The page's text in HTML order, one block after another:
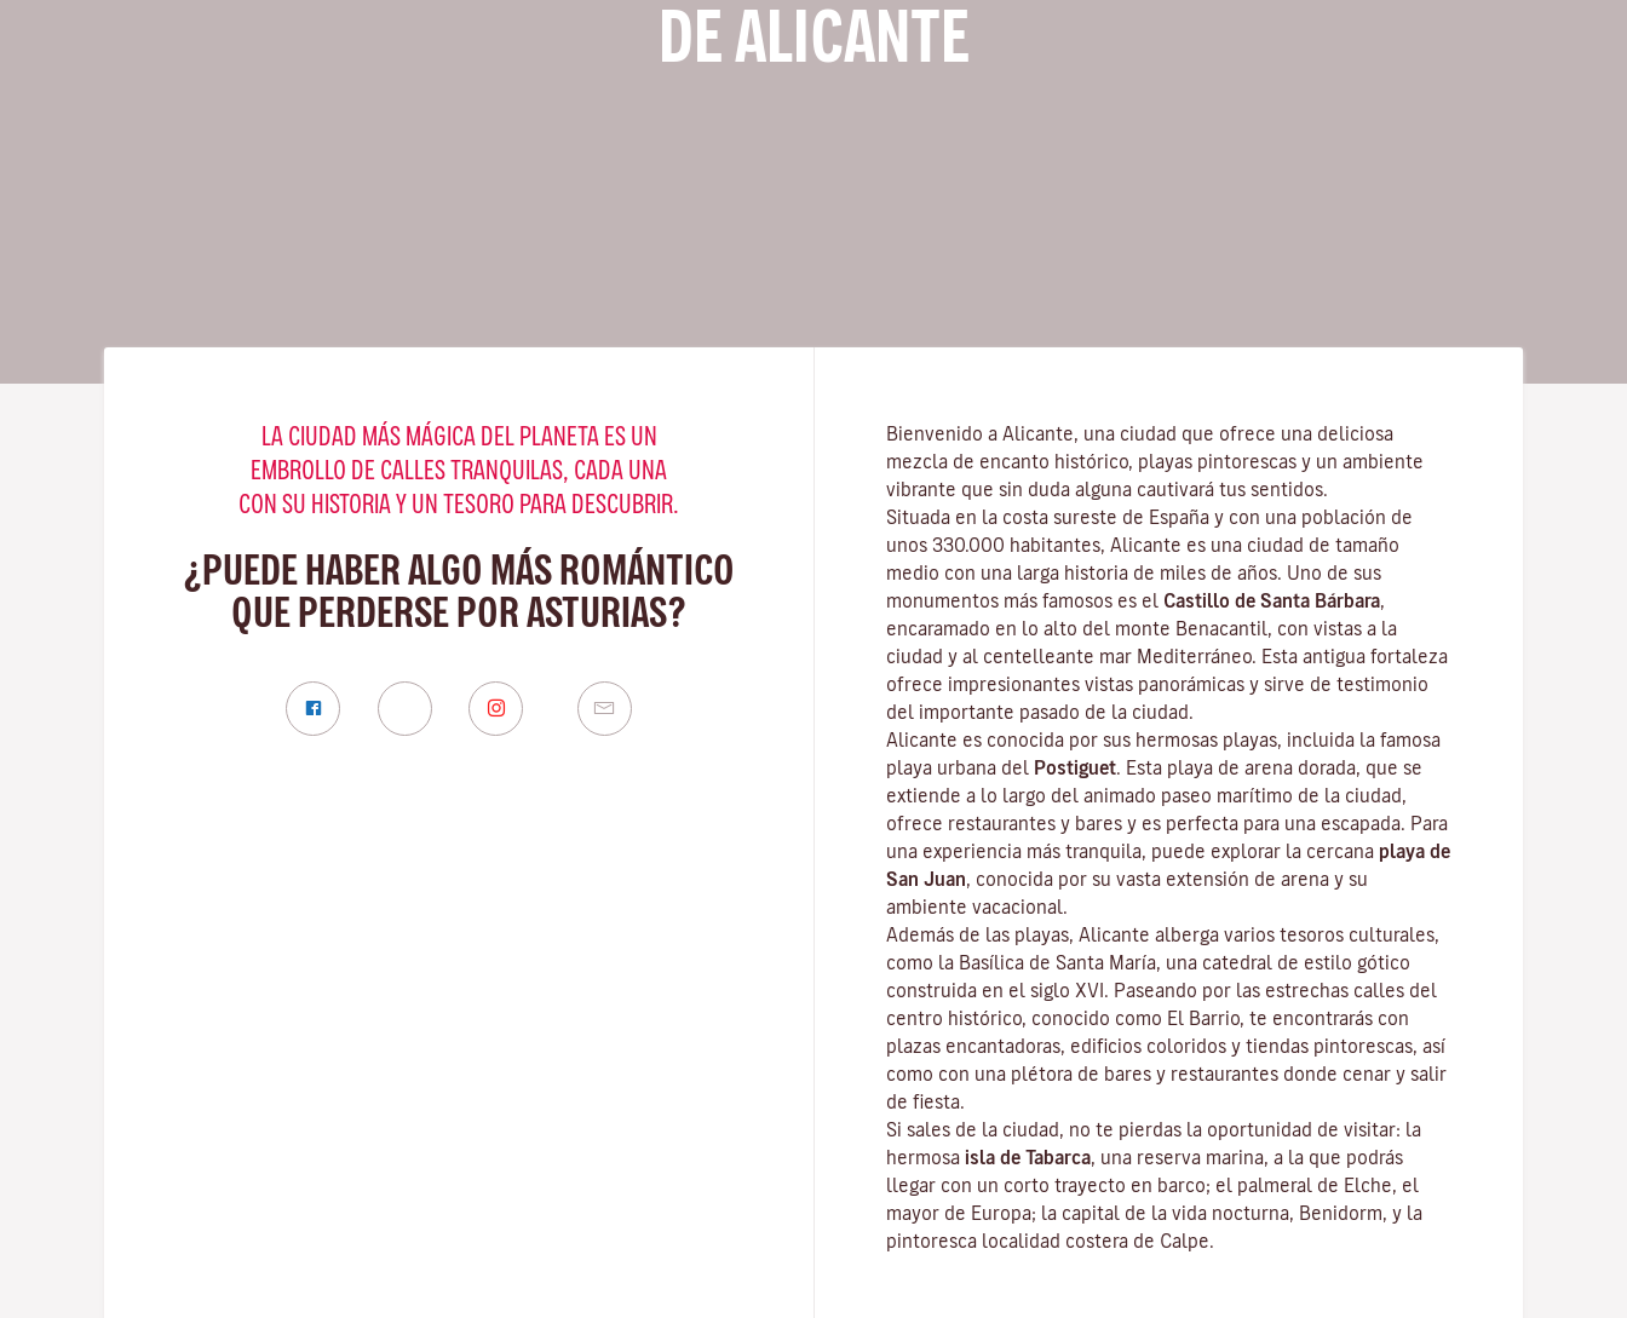
DE ALICANTE
LA CIUDAD MÁS MÁGICA DEL PLANETA ES UN
EMBROLLO DE CALLES TRANQUILAS, CADA UNA
CON SU HISTORIA Y UN TESORO PARA DESCUBRIR.
¿PUEDE HABER ALGO MÁS ROMÁNTICO
QUE PERDERSE POR ASTURIAS?
Bienvenido a Alicante, una ciudad que ofrece una deliciosa
mezcla de encanto histórico, playas pintorescas y un ambiente
vibrante que sin duda alguna cautivará tus sentidos.
Situada en la costa sureste de España y con una población de
unos 330.000 habitantes, Alicante es una ciudad de tamaño
medio con una larga historia de miles de años. Uno de sus
monumentos más famosos es el Castillo de Santa Bárbara
encaramado en lo alto del monte Benacantil, con vistas a la
ciudad y al centelleante mar Mediterráneo. Esta antigua fortaleza
ofrece impresionantes vistas panorámicas y sirve de testimonio
del importante pasado de la ciudad.
Alicante es conocida por sus hermosas playas, incluida la famosa
playa urbana del
Postiguet . Esta playa de arena dorada, que se
extiende a lo largo del animado paseo marítimo de la ciudad,
ofrece restaurantes y bares y es perfecta para una escapada. Para
una experiencia más tranquila, puede explorar la cercana playa de
San Juan , conocida por su vasta extensión de arena y su
ambiente vacacional.
Además de las playas, Alicante alberga varios tesoros culturales,
como la Basílica de Santa María, una catedral de estilo gótico
construida en el siglo XVI. Paseando por las estrechas calles del
centro histórico, conocido como El Barrio, te encontrarás con
plazas encantadoras, edificios coloridos y tiendas pintorescas, así
como con una plétora de bares y restaurantes donde cenar y salir
de fiesta.
Si sales de la ciudad, no te pierdas la oportunidad de visitar: la
hermosa isla de Tabarca , una reserva marina, a la que podrás
llegar con un corto trayecto en barco; el palmeral de Elche, el
mayor de Europa; la capital de la vida nocturna, Benidorm, y la
pintoresca localidad costera de Calpe.